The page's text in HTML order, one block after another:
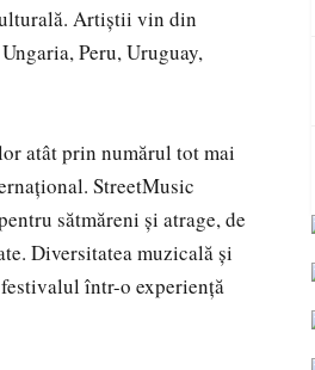
Artiștii vin din
Peru, Uruguay,
atât prin numărul tot mai
StreetMusic
sătmăreni și atrage, de
Diversitatea muzicală și
într-o experiență